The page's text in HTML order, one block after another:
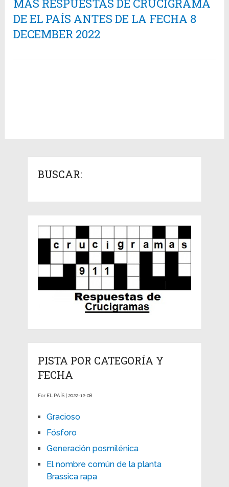
MÁS RESPUESTAS DE CRUCIGRAMA
DE EL PAÍS ANTES DE LA FECHA 8
DECEMBER 2022
BUSCAR:
PISTA POR CATEGORÍA Y
FECHA
For EL PAÍS | 2022-12-08
Gracioso
Fósforo
Generación posmilénica
El nombre común de la planta
Brassica rapa